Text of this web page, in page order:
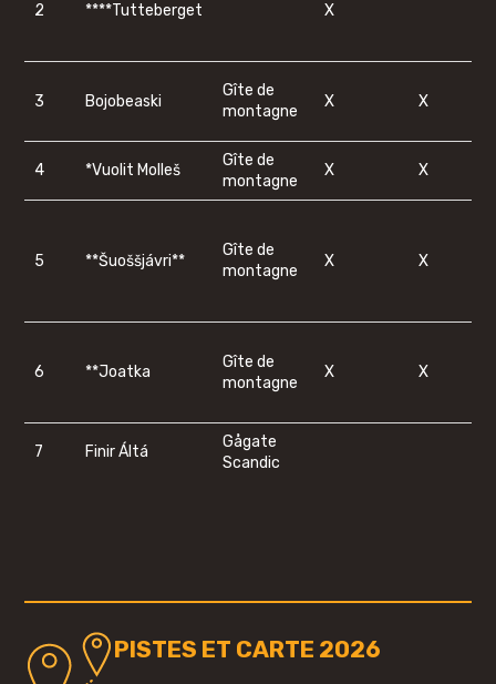
2 ****Tutteberget X
3 Bojobeaski
Gîte de
montagne
X X
4 *Vuolit Molleš
Gîte de
montagne
X X
5 **Šuoššjávri**
Gîte de
montagne
X X
6 **Joatka
Gîte de
montagne
X X
7 Finir Áltá
Gågate
Scandic
PISTES ET CARTE 2026